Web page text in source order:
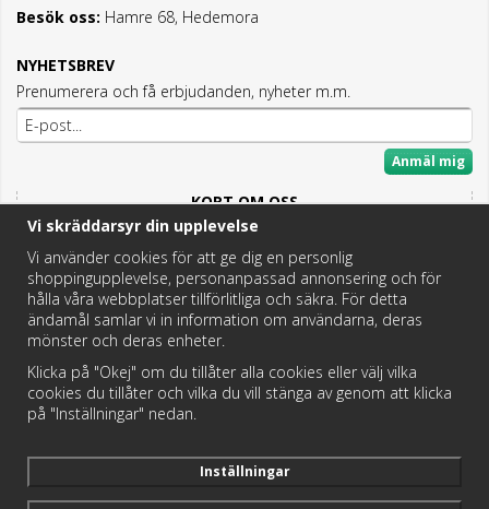
Besök oss: Hamre 68, Hedemora
NYHETSBREV
Prenumerera och få erbjudanden, nyheter m.m.
Anmäl mig
KORT OM OSS
Här hittar du det bästa och mesta inom Badrum,
Fritidstoaletter och VVS.
Butik i Hedemora.
Vi hjälper dig hitta rätt reservdel!
https://badochtoaspecialisten.se/return/
Vi skräddarsyr din upplevelse
Vi använder cookies för att ge dig en personlig
shoppingupplevelse, personanpassad annonsering och för
hålla våra webbplatser tillförlitliga och säkra. För detta
ändamål samlar vi in information om användarna, deras
mönster och deras enheter.
Klicka på "Okej" om du tillåter alla cookies eller välj vilka
cookies du tillåter och vilka du vill stänga av genom att klicka
på "Inställningar" nedan.
Inställningar